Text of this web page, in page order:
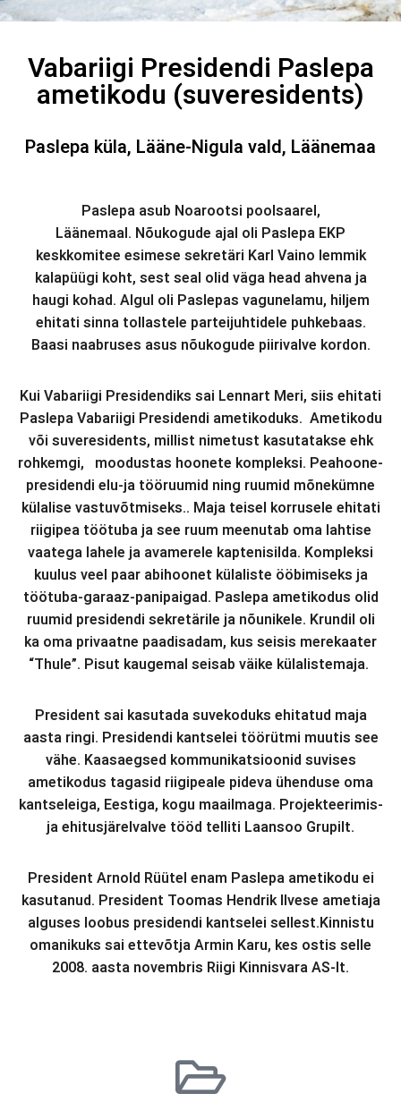
Vabariigi Presidendi Paslepa
ametikodu (suveresidents)
Paslepa küla, Lääne-Nigula vald, Läänemaa
Paslepa asub Noarootsi poolsaarel,
Läänemaal. Nõukogude ajal oli Paslepa EKP
keskkomitee esimese sekretäri Karl Vaino lemmik
kalapüügi koht, sest seal olid väga head ahvena ja
haugi kohad. Algul oli Paslepas vagunelamu, hiljem
ehitati sinna tollastele parteijuhtidele puhkebaas.
Baasi naabruses asus nõukogude piirivalve kordon.
Kui Vabariigi Presidendiks sai Lennart Meri, siis ehitati
Paslepa Vabariigi Presidendi ametikoduks. Ametikodu
või suveresidents, millist nimetust kasutatakse ehk
rohkemgi, moodustas hoonete kompleksi. Peahoone-
presidendi elu-ja tööruumid ning ruumid mõnekümne
külalise vastuvõtmiseks.. Maja teisel korrusele ehitati
riigipea töötuba ja see ruum meenutab oma lahtise
vaatega lahele ja avamerele kaptenisilda. Kompleksi
kuulus veel paar abihoonet külaliste ööbimiseks ja
töötuba-garaaz-panipaigad. Paslepa ametikodus olid
ruumid presidendi sekretärile ja nõunikele. Krundil oli
ka oma privaatne paadisadam, kus seisis merekaater
“Thule”. Pisut kaugemal seisab väike külalistemaja.
President sai kasutada suvekoduks ehitatud maja
aasta ringi. Presidendi kantselei töörütmi muutis see
vähe. Kaasaegsed kommunikatsioonid suvises
ametikodus tagasid riigipeale pideva ühenduse oma
kantseleiga, Eestiga, kogu maailmaga. Projekteerimis-
ja ehitusjärelvalve tööd telliti Laansoo Grupilt.
President Arnold Rüütel enam Paslepa ametikodu ei
kasutanud. President Toomas Hendrik Ilvese ametiaja
alguses loobus presidendi kantselei sellest.Kinnistu
omanikuks sai ettevõtja Armin Karu, kes ostis selle
2008. aasta novembris Riigi Kinnisvara AS-lt.